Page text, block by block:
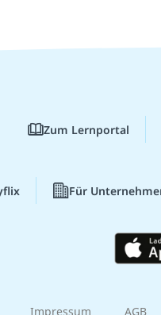
Zum Lernportal
Für
Impressum AGB